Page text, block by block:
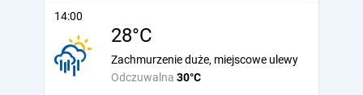
14:00
28°C
Odczuwalna 30°C
Zachmurzenie duże, miejscowe ulewy